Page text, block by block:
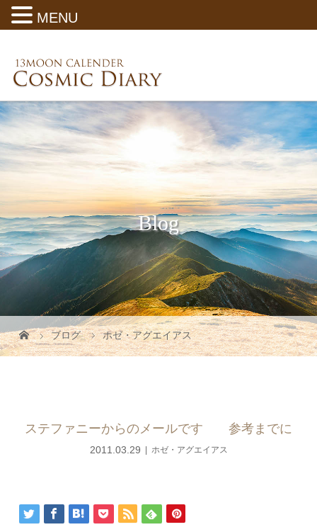
Blog
ブログ ホゼ・アグエイアス
ステファニーからのメールです 参考までに
2011.03.29 ホゼ・アグエイアス
MENU